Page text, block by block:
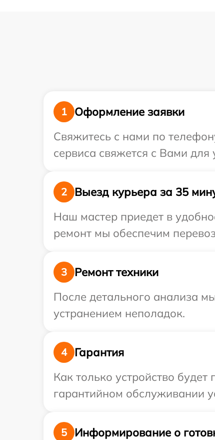
1
Оформление заявки
Свяжитесь с нами по
сервиса свяжется с Вами
2
Выезд курьера за 35
Наш мастер приедет в
ремонт мы обеспечим
3
Ремонт техники
После детального анализа
устранением неполадок.
4
Гарантия
Как только устройство
гарантийном обслуживании
5
Информирование о